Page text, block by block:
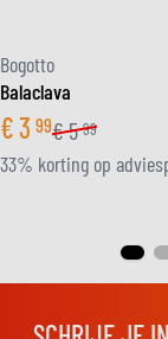
Bogotto
Balaclava
€3 99€5 99
33% korting op